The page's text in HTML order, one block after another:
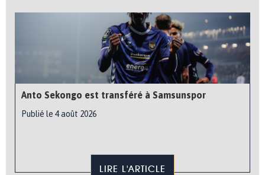
Anto Sekongo est transféré à Samsunspor
Publié le 4 août 2026
LIRE L'ARTICLE